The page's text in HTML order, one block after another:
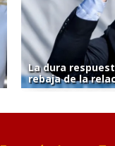
La dura
rebaja de la